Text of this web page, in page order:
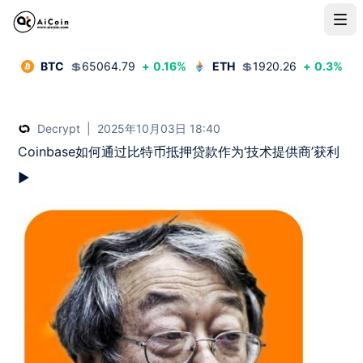
BTC 💲65064.79 + 0.16% ETH 💲1920.26 + 0.3%
Decrypt 2025年10月03日 18:40
Coinbase如何通过比特币抵押贷款作为‘技术提供商’获利
►